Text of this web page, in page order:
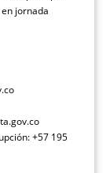
jornada
+57 195